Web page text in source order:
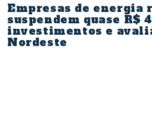
Empresas de energia
suspendem quase R$
investimentos e
Nordeste